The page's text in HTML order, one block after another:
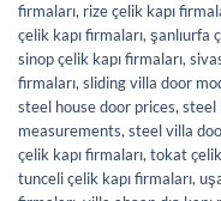
firmaları, rize çelik kapı
çelik kapı firmaları,şanlıurfa
sinop çelik kapı firmaları,
firmaları,sliding villa door
steel house door prices,steel
measurements,steel villa
çelik kapı firmaları,tokat
tunceli çelik kapı firmaları,